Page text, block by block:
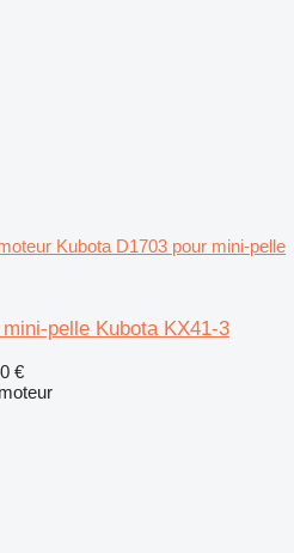
Kubota D1703 pour mini-pelle
pelle Kubota KX41-3
€